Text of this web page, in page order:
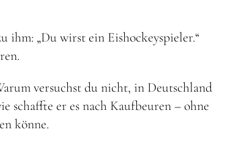
ihm: „Du wirst ein Eishockeyspieler.“
versuchst du nicht, in Deutschland
schaffte er es nach Kaufbeuren – ohne
könne.